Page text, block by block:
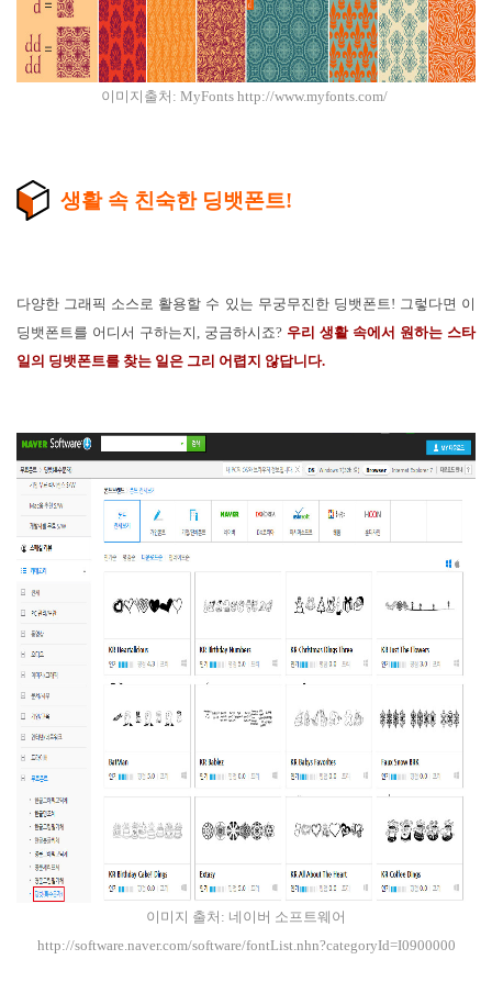
이미지출처: MyFonts http://www.myfonts.com/
생활 속 친숙한 딩뱃폰트!
다양한 그래픽 소스로 활용할 수 있는 무궁무진한 딩뱃폰트! 그렇다면 이
딩뱃폰트를 어디서 구하는지, 궁금하시죠? 우리 생활 속에서 원하는 스타
일의 딩뱃폰트를 찾는 일은 그리 어렵지 않답니다.
이미지 출처: 네이버 소프트웨어
http://software.naver.com/software/fontList.nhn?categoryId=I0900000